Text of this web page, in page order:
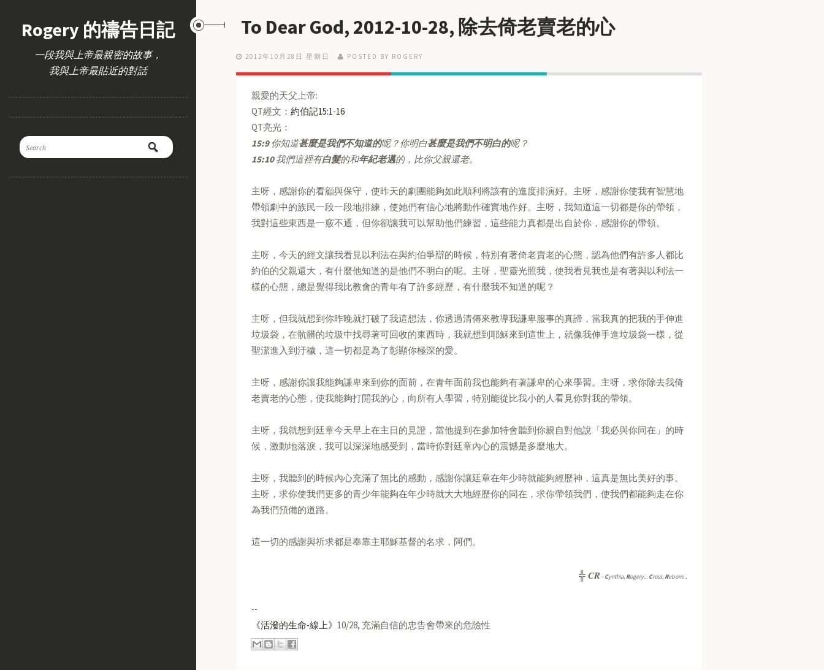
Rogery 的禱告日記
一段我與上帝最親密的故事，
我與上帝最貼近的對話
To Dear God, 2012-10-28, 除去倚老賣老的心
2012年10月28日 星期日 POSTED BY ROGERY
親愛的天父上帝:
QT經文： 約伯記15:1-16
QT亮光：
15:9你知道甚麼是我們不知道的呢？你明白甚麼是我們不明白的呢？
15:10我們這裡有白髮的和年紀老邁的，比你父親還老。
主呀，感謝你的看顧與保守，使昨天的劇團能夠如此順利將該有的進度排演好。主呀，感謝你使我有智慧地
帶領劇中的族民一段一段地排練，使她們有信心地將動作確實地作好。主呀，我知道這一切都是你的帶領，
我對這些東西是一竅不通，但你卻讓我可以幫助他們練習，這些能力真都是出自於你，感謝你的帶領。
主呀，今天的經文讓我看見以利法在與約伯爭辯的時候，特別有著倚老賣老的心態，認為他們有許多人都比
約伯的父親還大，有什麼他知道的是他們不明白的呢。主呀，聖靈光照我，使我看見我也是有著與以利法一
樣的心態，總是覺得我比教會的青年有了許多經歷，有什麼我不知道的呢？
主呀，但我就想到你昨晚就打破了我這想法，你透過清傳來教導我謙卑服事的真諦，當我真的把我的手伸進
垃圾袋，在骯髒的垃圾中找尋著可回收的東西時，我就想到耶穌來到這世上，就像我伸手進垃圾袋一樣，從
聖潔進入到汙穢，這一切都是為了彰顯你極深的愛。
主呀，感謝你讓我能夠謙卑來到你的面前，在青年面前我也能夠有著謙卑的心來學習。主呀，求你除去我倚
老賣老的心態，使我能夠打開我的心，向所有人學習，特別能從比我小的人看見你對我的帶領。
主呀，我就想到廷章今天早上在主日的見證，當他提到在參加特會聽到你親自對他說「我必與你同在」的時
候，激動地落淚，我可以深深地感受到，當時你對廷章內心的震憾是多麼地大。
主呀，我聽到的時候內心充滿了無比的感動，感謝你讓廷章在年少時就能夠經歷神，這真是無比美好的事。
主呀，求你使我們更多的青少年能夠在年少時就大大地經歷你的同在，求你帶領我們，使我們都能夠走在你
為我們預備的道路。
這一切的感謝與祈求都是奉靠主耶穌基督的名求，阿們。
╬ CR -Cynthia, Rogery... Cross, Reborn...
--
《活潑的生命-線上》 10/28, 充滿自信的忠告會帶來的危險性